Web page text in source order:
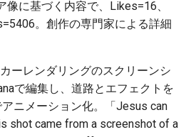
2026-06-06
2026-06-05
2026-06-04
2025-11-21
2025-11-20
2025-11-19
2026-06-06
2026-06-05
2026-06-04
2025-11-21
2025-11-20
2025-11-19
2026-06-03
2026-06-02
2026-05-31
2025-11-21
2025-11-20
2025-11-19
2026-06-06
2026-06-05
2026-06-04
2026-05-31
2026-05-30
像に基づく内容で、Likes=16、
。創作の専門家による詳細
ーレンダリングのスクリーンシ
で編集し、道路とエフェクトを
ニメーション化。「Jesus can
shot came from a screenshot of a